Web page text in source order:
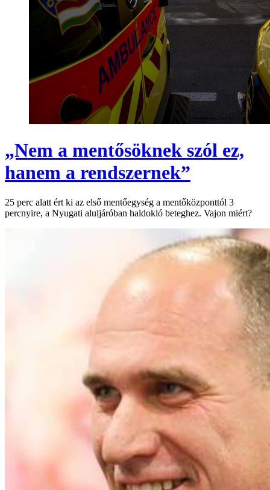
„Nem a mentősöknek szól ez,
hanem a rendszernek”
25 perc alatt ért ki az első mentőegység a mentőközponttól 3
percnyire, a Nyugati aluljáróban haldokló beteghez. Vajon miért?